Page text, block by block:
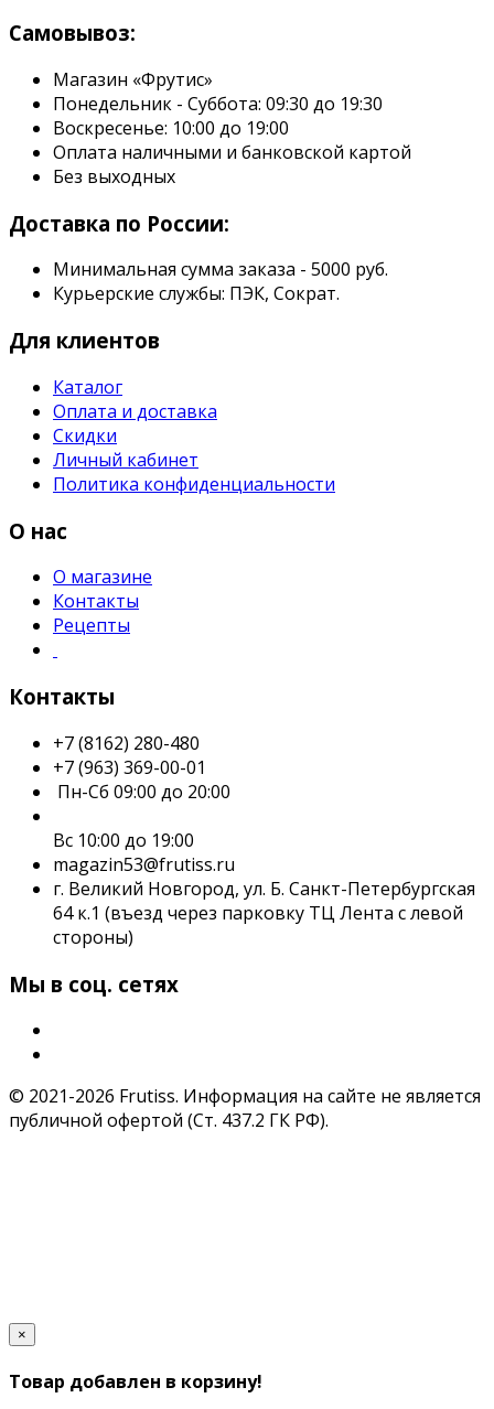
Самовывоз:
Магазин «Фрутис»
Понедельник - Суббота: 09:30 до 19:30
Воскресенье: 10:00 до 19:00
Оплата наличными и банковской картой
Без выходных
Доставка по России:
Минимальная сумма заказа - 5000 руб.
Курьерские службы: ПЭК, Сократ.
Для клиентов
Каталог
Оплата и доставка
Скидки
Личный кабинет
Политика конфиденциальности
О нас
О магазине
Контакты
Рецепты
Контакты
+7 (8162) 280-480
+7 (963) 369-00-01
Пн-Сб 09:00 до 20:00
Вс 10:00 до 19:00
magazin53@frutiss.ru
г. Великий Новгород, ул. Б. Санкт-Петербургская
64 к.1 (въезд через парковку ТЦ Лента с левой
стороны)
Мы в соц. сетях
© 2021-2026 Frutiss. Информация на сайте не является
публичной офертой (Ст. 437.2 ГК РФ).
×
Товар добавлен в корзину!